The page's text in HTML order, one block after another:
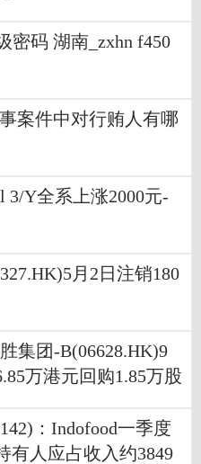
密码 湖南_zxhn f450
案件中对行贿人有哪
3/Y全系上涨2000元-
月2日注销180
集团-B(06628.HK)9
万港元回购1.85万股
：Indofood一季度
有人应占收入约3849